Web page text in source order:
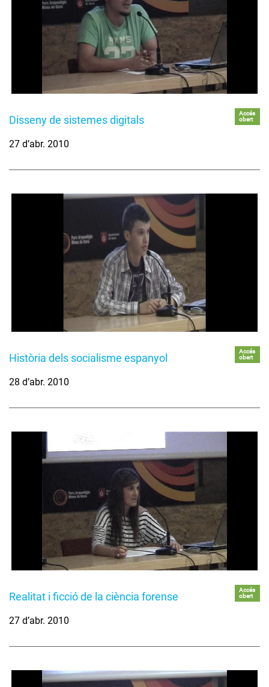
Disseny de sistemes digitals
Accés
obert
27 d’abr. 2010
Història dels socialisme espanyol
Accés
obert
28 d’abr. 2010
Realitat i ficció de la ciència forense
Accés
obert
27 d’abr. 2010